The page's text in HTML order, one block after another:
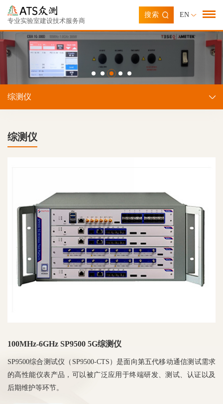
专业实验室建设技术服务商
搜索 EN
综测仪
综测仪
100MHz-6GHz SP9500 5G综测仪
SP9500综合测试仪（SP9500-CTS）是面向第五代移动通信测试需求
的高性能仪表产品，可以被广泛应用于终端研发、测试、认证以及
后期维护等环节。